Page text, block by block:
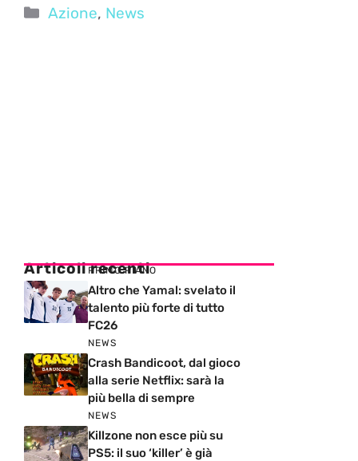
Categorie
Azione, News
Articoli recenti
PRIMO PIANO
Altro che Yamal: svelato il
talento più forte di tutto
FC26
NEWS
Crash Bandicoot, dal gioco
alla serie Netflix: sarà la
più bella di sempre
NEWS
Killzone non esce più su
PS5: il suo ‘killer’ è già